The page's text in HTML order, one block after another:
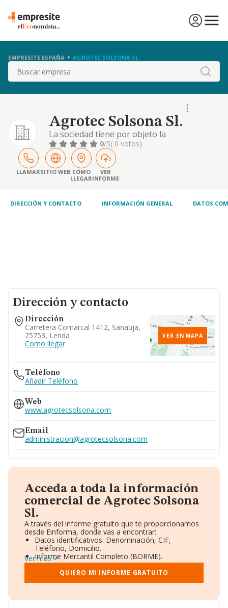
EMPRESITE ESPAÑA AGROTEC SOLSONA SL.
Buscar
Agrotec Solsona Sl.
La sociedad tiene por objeto la
compraventa, reparación, mantenimiento de
maquinaria agrícola y, en general, además,
cualesquiera otras actividades conexas, que
faciliten o complementen las anteriores
0/5( 0 votos)
LLAMARSITIO WEB CÓMO
LLEGAR
VER
INFORME
DIRECCIÓN Y CONTACTO INFORMACIÓN GENERAL DATOS
Dirección y contacto
Dirección
Carretera Comarcal 1412, Sanaüja,
25753, Lerida
Como llegar
VER EN MAPA
Teléfono
Añadir Teléfono
Web
www.agrotecsolsona.com
Email
administracion@agrotecsolsona.com
Acceda a toda la información
comercial de Agrotec Solsona
Sl.
A través del informe gratuito que te proporcionamos
desde Einforma, donde vas a encontrar:
Datos identificativos: Denominación, CIF,
Teléfono, Domicilio.
Informe Mercantil Completo (BORME).
Gráficos de Evolución Ventas y Empleados.
Consejo de Administración y Administradores.
Directivos y Ejecutivos.
Ver más
QUIERO MI INFORME GRATUITO